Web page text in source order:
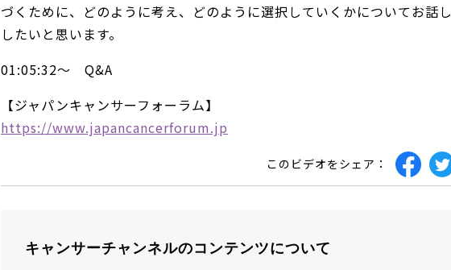
づくために、どのように考え、どのように選択していくかについてお話し
したいと思います。
01:05:32～ Q&A
【ジャパンキャンサーフォーラム】
https://www.japancancerforum.jp
このビデオをシェア：
キャンサーチャンネルのコンテンツについて